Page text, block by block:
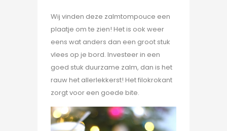
Wij vinden deze zalmtompouce een
plaatje om te zien! Het is ook weer
eens wat anders dan een groot stuk
vlees op je bord. Investeer in een
goed stuk duurzame zalm, dan is het
rauw het allerlekkerst! Het filokrokant
zorgt voor een goede bite.